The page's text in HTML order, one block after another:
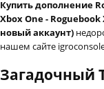
Купить дополнение
Xbox One -
новый аккаунт)
нашем сайте
Загадочный